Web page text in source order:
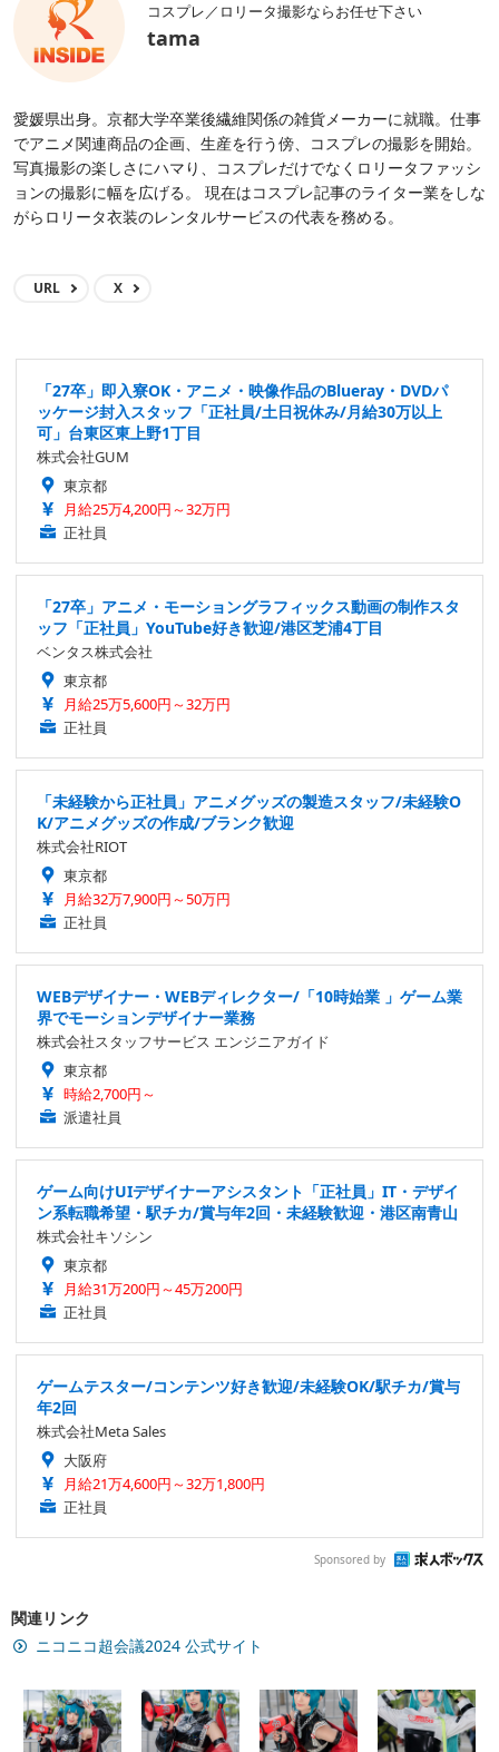
コスプレ／ロリータ撮影ならお任せ下さい
tama
愛媛県出身。京都大学卒業後繊維関係の雑貨メーカーに就職。仕事
でアニメ関連商品の企画、生産を行う傍、コスプレの撮影を開始。
写真撮影の楽しさにハマり、コスプレだけでなくロリータファッシ
ョンの撮影に幅を広げる。 現在はコスプレ記事のライター業をしな
がらロリータ衣装のレンタルサービスの代表を務める。
URL X
「27卒」即入寮OK・アニメ・映像作品のBlueray・DVDパ
ッケージ封入スタッフ「正社員/土日祝休み/月給30万以上
可」台東区東上野1丁目
株式会社GUM
東京都
月給25万4,200円～32万円
正社員
「27卒」アニメ・モーショングラフィックス動画の制作スタ
ッフ「正社員」YouTube好き歓迎/港区芝浦4丁目
ベンタス株式会社
東京都
月給25万5,600円～32万円
正社員
「未経験から正社員」アニメグッズの製造スタッフ/未経験O
K/アニメグッズの作成/ブランク歓迎
株式会社RIOT
東京都
月給32万7,900円～50万円
正社員
WEBデザイナー・WEBディレクター/「10時始業 」ゲーム業
界でモーションデザイナー業務
株式会社スタッフサービス エンジニアガイド
東京都
時給2,700円～
派遣社員
ゲーム向けUIデザイナーアシスタント「正社員」IT・デザイ
ン系転職希望・駅チカ/賞与年2回・未経験歓迎・港区南青山
株式会社キソシン
東京都
月給31万200円～45万200円
正社員
ゲームテスター/コンテンツ好き歓迎/未経験OK/駅チカ/賞与
年2回
株式会社Meta Sales
大阪府
月給21万4,600円～32万1,800円
正社員
Sponsored by
関連リンク
ニコニコ超会議2024 公式サイト